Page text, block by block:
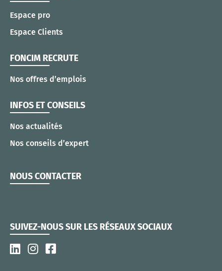
Espace pro
Espace Clients
FONCIM RECRUTE
Nos offres d’emplois
INFOS ET CONSEILS
Nos actualités
Nos conseils d’expert
NOUS CONTACTER
SUIVEZ-NOUS SUR LES RÉSEAUX SOCIAUX